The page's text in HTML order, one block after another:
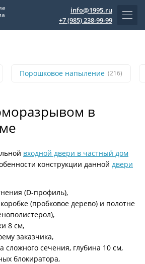
info@1995.ru
+7 (985) 238-99-99
Порошковое напыление (216)
в
входной двери в частный дом
конструкции данной двери
(D-профиль),
(пробковое дерево) и полотне
8 см,
заказчика,
сложного сечения, глубина 10 см,
блокиратора,